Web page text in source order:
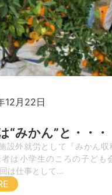
12月22日
“みかん”と・・・
設外就労として『みかん
は小学生のころの子ども
は仕事として…